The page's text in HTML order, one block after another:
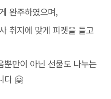
완주하였으며,
취지에 맞게 피켓을 들고
뿐만이 아닌 선물도 나누는
다 🤗